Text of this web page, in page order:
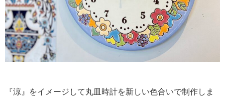
『涼』をイメージして丸皿時計を新しい色合いで制作しま